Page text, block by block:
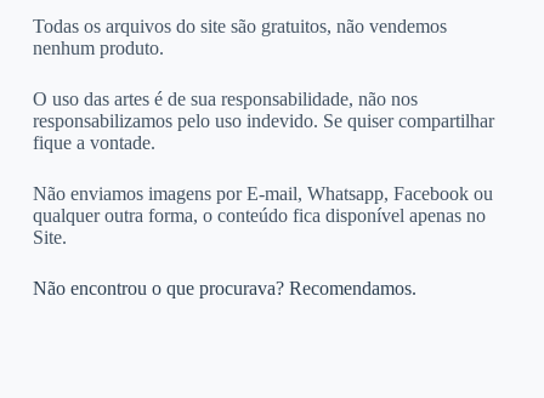
Todas os arquivos do site são gratuitos, não vendemos
nenhum produto.
O uso das artes é de sua responsabilidade, não nos
responsabilizamos pelo uso indevido. Se quiser compartilhar
fique a vontade.
Não enviamos imagens por E-mail, Whatsapp, Facebook ou
qualquer outra forma, o conteúdo fica disponível apenas no
Site.
Não encontrou o que procurava? Recomendamos.